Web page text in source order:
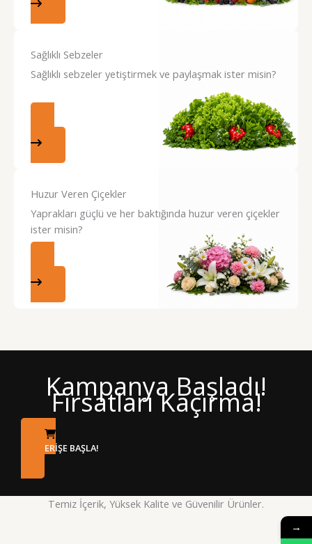
Sağlıklı Sebzeler
Sağlıklı sebzeler yetiştirmek ve paylaşmak ister misin?
ALIŞVERİŞE BAŞLA
Huzur Veren Çiçekler
Yaprakları güçlü ve her baktığında huzur veren çiçekler
ister misin?
ALIŞVERİŞE BAŞLA
Kampanya Başladı!
Fırsatları Kaçırma!
ALIŞVERİŞE BAŞLA!
Temiz İçerik, Yüksek Kalite ve Güvenilir Ürünler.
→